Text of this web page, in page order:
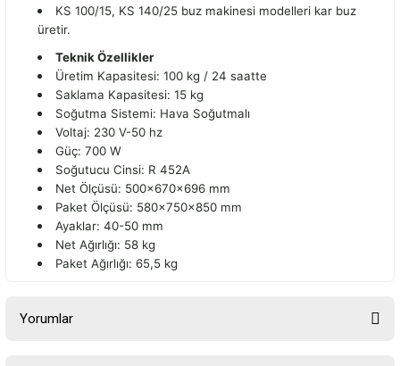
KS 100/15, KS 140/25 buz makinesi modelleri kar buz
üretir.
Teknik Özellikler
Üretim Kapasitesi: 100 kg / 24 saatte
Saklama Kapasitesi: 15 kg
Soğutma Sistemi: Hava Soğutmalı
Voltaj: 230 V-50 hz
Güç: 700 W
Soğutucu Cinsi: R 452A
Net Ölçüsü: 500x670x696 mm
Paket Ölçüsü: 580x750x850 mm
Ayaklar: 40-50 mm
Net Ağırlığı: 58 kg
Paket Ağırlığı: 65,5 kg
Yorumlar